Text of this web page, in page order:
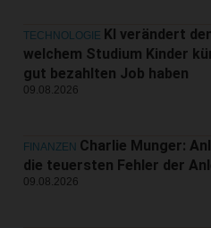
TECHNOLOGIE KI verändert
welchem Studium Kinder
gut bezahlten Job haben
09.08.2026
FINANZEN Charlie Munger:
die teuersten Fehler der
09.08.2026